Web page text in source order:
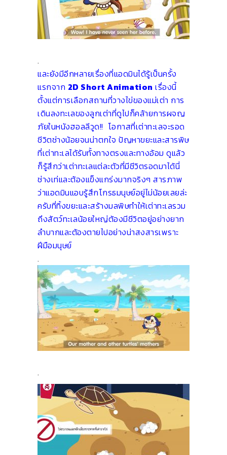
.
และยังมีอีกหลายเรื่องที่แอดมินได้รู้เป็นครั้ง
แรกจาก 2D Short Animation เรื่องนี้
ตั้งแต่การเลือกสถานที่วางไข่ของแม่เต่า การ
เดินลงทะเลของลูกเต่าที่ดูไปก็คล้ายการผจญ
ภัยในหนังฮอลลีวูด!! โอกาสที่เต่าทะเลจะรอด
ชีวิตช่างน้อยจนน่าตกใจ ปัญหาขยะและสารพิษ
ที่เต่าทะเลได้รับทั้งทางตรงและทางอ้อม ดูแล้ว
ก็รู้สึกว่าเต่าทะเลแต่ละตัวที่มีชีวิตรอดมาได้นี่
ช่างเท่และต้องแข็งแกร่งมากจริงๆ สารภาพ
ว่าแอดมินแอบรู้สึกโกรธมนุษย์อยู่ไม่น้อยเลยล่ะ
ครับที่ทิ้งขยะและสร้างมลพิษทำให้เต่าทะเลรวม
ถึงสัตว์ทะเลน้อยใหญ่ต้องมีชีวิตอยู่อย่างยาก
ลำบากและต้องตายไปอย่างน่าสงสารเพราะ
ฝีมือมนุษย์
.
.